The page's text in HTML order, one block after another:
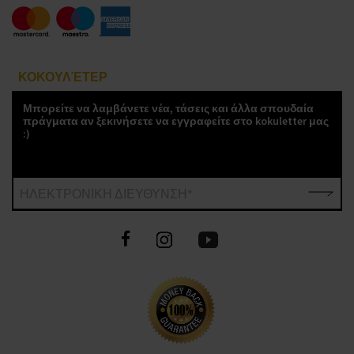
ΚΟΚΟΥΛΈΤΕΡ
Μπορείτε να λαμβάνετε νέα, τάσεις και άλλα σπουδαία
πράγματα αν ξεκινήσετε να εγγραφείτε στο kokuletter μας
:)